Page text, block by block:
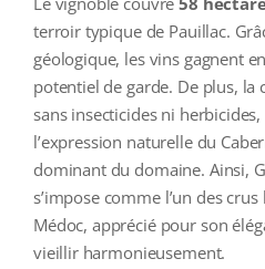
terroir typique de Pauillac.
géologique, les vins gagnent
potentiel de garde. De plus, la
sans insecticides ni
l’expression naturelle du
dominant du domaine. Ainsi,
s’impose comme l’un des
Médoc, apprécié pour son
vieillir harmonieusement.